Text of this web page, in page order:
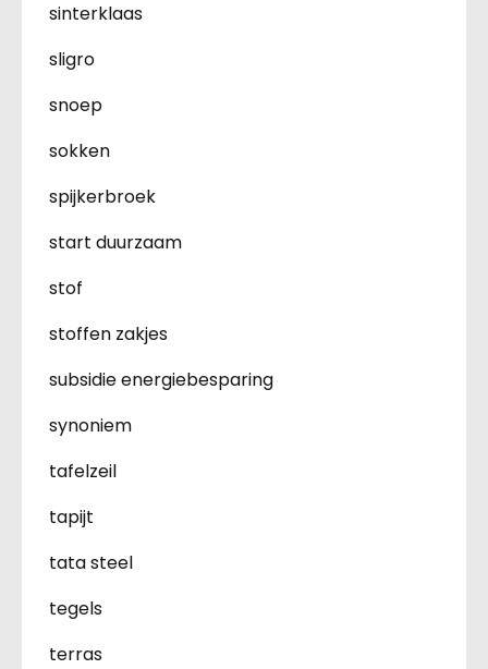
sinterklaas
sligro
snoep
sokken
spijkerbroek
start duurzaam
stof
stoffen zakjes
subsidie energiebesparing
synoniem
tafelzeil
tapijt
tata steel
tegels
terras